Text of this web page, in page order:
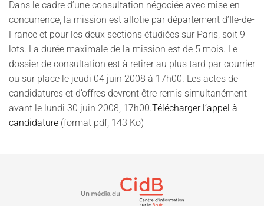
Dans le cadre d’une consultation négociée avec mise en
concurrence, la mission est allotie par département d’Ile-de-
France et pour les deux sections étudiées sur Paris, soit 9
lots. La durée maximale de la mission est de 5 mois. Le
dossier de consultation est à retirer au plus tard par courrier
ou sur place le jeudi 04 juin 2008 à 17h00. Les actes de
candidatures et d’offres devront être remis simultanément
avant le lundi 30 juin 2008, 17h00.Télécharger l’appel à
candidature (format pdf, 143 Ko)